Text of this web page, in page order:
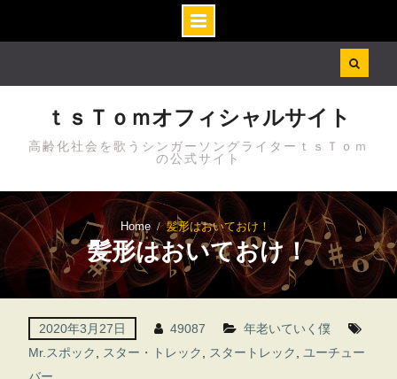
ｔｓＴｏｍオフィシャルサイト
高齢化社会を歌うシンガーソングライターｔｓＴｏｍ
の公式サイト
Home 髪形はおいておけ！
髪形はおいておけ！
2020年3月27日 49087
年老いていく僕
Mr.スポック
スター・トレック スタートレック
ユーチュー